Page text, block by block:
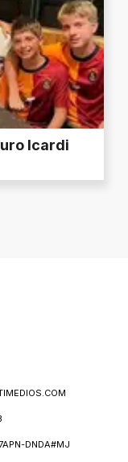
Icardi
DNDA#MJ